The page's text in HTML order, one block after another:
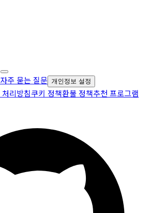
자주 묻는 질문 개인정보 설정
리방침쿠키 정책환불 정책추천 프로그램